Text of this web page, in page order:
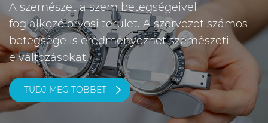
A szemészet a szem betegségeivel
foglalkozó orvosi terület. A szervezet számos
betegsége is eredményezhet szemészeti
elváltozásokat.
TUDJ MEG TÖBBET